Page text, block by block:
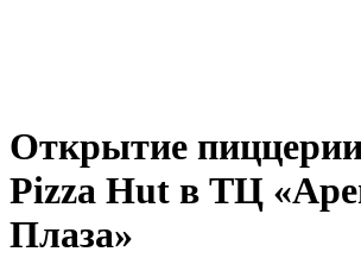
Открытие
Pizza Hut в ТЦ
Плаза»